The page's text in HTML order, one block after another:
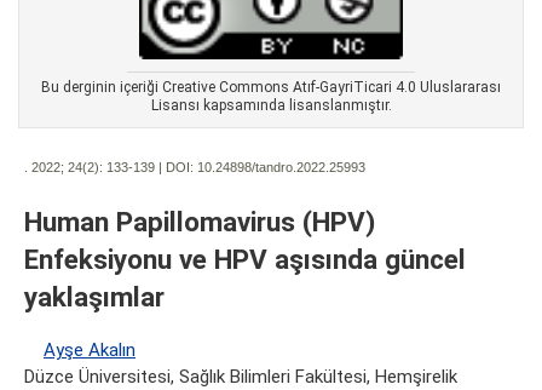
Bu derginin içeriği Creative Commons Atıf-GayriTicari 4.0 Uluslararası
Lisansı kapsamında lisanslanmıştır.
. 2022; 24(2): 133-139 | DOI: 10.24898/tandro.2022.25993
Human Papillomavirus (HPV)
Enfeksiyonu ve HPV aşısında güncel
yaklaşımlar
Ayşe Akalın
Düzce Üniversitesi, Sağlık Bilimleri Fakültesi, Hemşirelik